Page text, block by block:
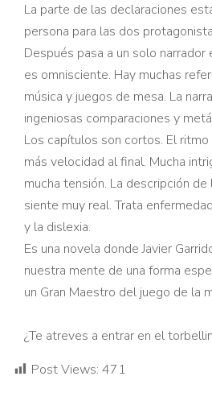
La parte de las declaraciones
persona para las dos
Después pasa a un solo
es omnisciente. Hay muchas
música y juegos de mesa. La
ingeniosas comparaciones y
Los capítulos son cortos. El
más velocidad al final. Mucha
mucha tensión. La descripción
siente muy real. Trata
y la dislexia.
Es una novela donde Javier
nuestra mente de una forma
un Gran Maestro del juego de la
¿Te atreves a entrar en el
Post Views: 471